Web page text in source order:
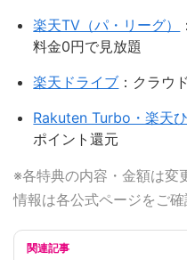
楽天TV（パ・リーグ）
料金0円で見放題
楽天ドライブ ：クラウ
Rakuten Turbo・楽天
ポイント還元
※各特典の内容・金額は変
情報は各公式ページをご確
関連記事